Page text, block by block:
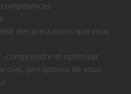
des prestations que vous
comprendre et optimiser
perceptions de vous-